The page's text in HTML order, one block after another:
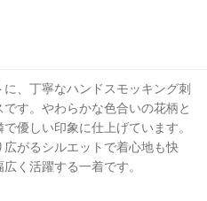
、丁寧なハンドスモッキング刺
す。やわらかな色合いの花柄と
優しい印象に仕上げています。
がるシルエットで着心地も快
く活躍する一着です。